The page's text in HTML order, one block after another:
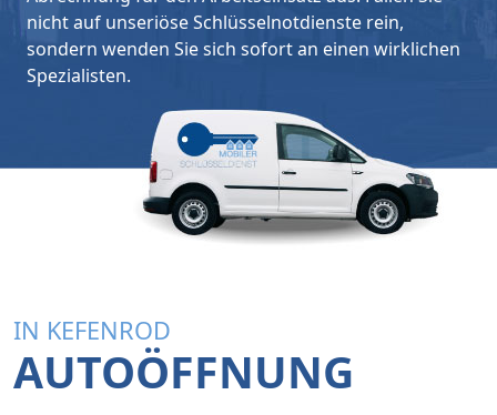
nicht auf unseriöse Schlüsselnotdienste rein,
sondern wenden Sie sich sofort an einen wirklichen
Spezialisten.
IN KEFENROD
AUTOÖFFNUNG